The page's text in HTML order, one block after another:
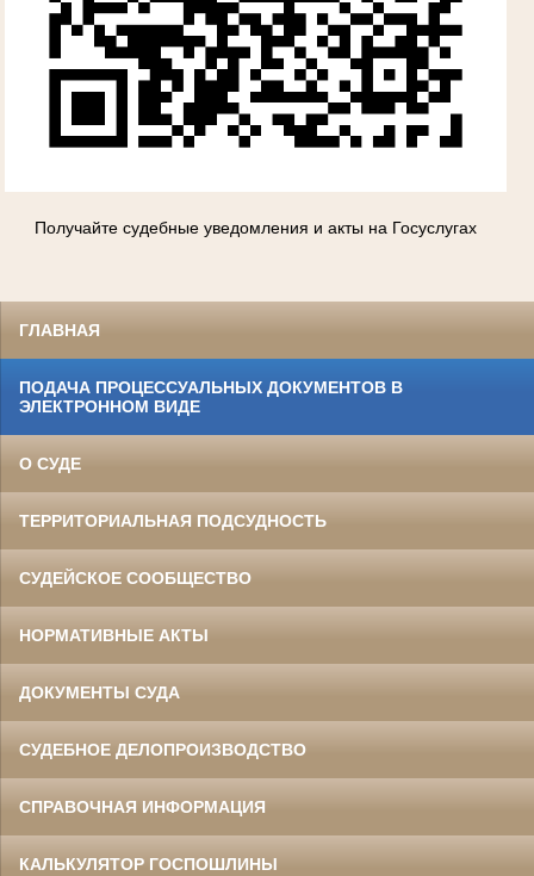
Получайте судебные уведомления и акты на Госуслугах
ГЛАВНАЯ
ПОДАЧА ПРОЦЕССУАЛЬНЫХ ДОКУМЕНТОВ В
ЭЛЕКТРОННОМ ВИДЕ
О СУДЕ
ТЕРРИТОРИАЛЬНАЯ ПОДСУДНОСТЬ
СУДЕЙСКОЕ СООБЩЕСТВО
НОРМАТИВНЫЕ АКТЫ
ДОКУМЕНТЫ СУДА
СУДЕБНОЕ ДЕЛОПРОИЗВОДСТВО
СПРАВОЧНАЯ ИНФОРМАЦИЯ
КАЛЬКУЛЯТОР ГОСПОШЛИНЫ